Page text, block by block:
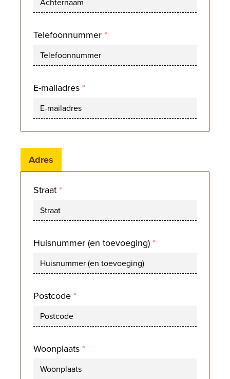
Telefoonnummer *
E-mailadres *
Adres
Straat *
Huisnummer (en toevoeging) *
Postcode *
Woonplaats *